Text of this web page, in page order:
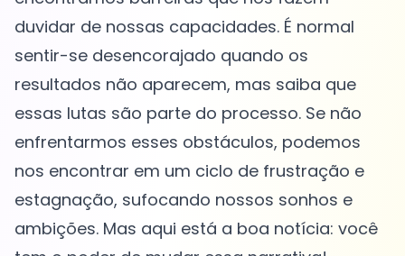
duvidar de nossas capacidades. É normal
sentir-se desencorajado quando os
resultados não aparecem, mas saiba que
essas lutas são parte do processo. Se não
enfrentarmos esses obstáculos, podemos
nos encontrar em um ciclo de frustração e
estagnação, sufocando nossos sonhos e
ambições. Mas aqui está a boa notícia: você